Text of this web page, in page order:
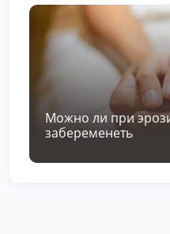
Можно ли при
забеременеть